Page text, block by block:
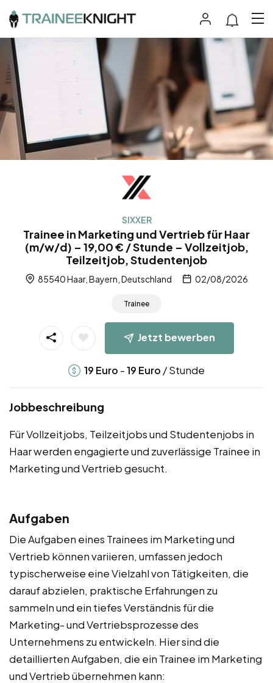
SIXXER
Trainee in Marketing und Vertrieb für Haar
(m/w/d) – 19,00 € / Stunde – Vollzeitjob,
Teilzeitjob, Studentenjob
85540 Haar, Bayern, Deutschland 02/08/2026
Trainee
Jetzt bewerben
19 Euro -19 Euro / Stunde
Jobbeschreibung
Für Vollzeitjobs, Teilzeitjobs und Studentenjobs in
Haar werden engagierte und zuverlässige Trainee in
Marketing und Vertrieb gesucht.
Aufgaben
Die Aufgaben eines Trainees im Marketing und
Vertrieb können variieren, umfassen jedoch
typischerweise eine Vielzahl von Tätigkeiten, die
darauf abzielen, praktische Erfahrungen zu
sammeln und ein tiefes Verständnis für die
Marketing- und Vertriebsprozesse des
Unternehmens zu entwickeln. Hier sind die
detaillierten Aufgaben, die ein Trainee im Marketing
und Vertrieb übernehmen kann: